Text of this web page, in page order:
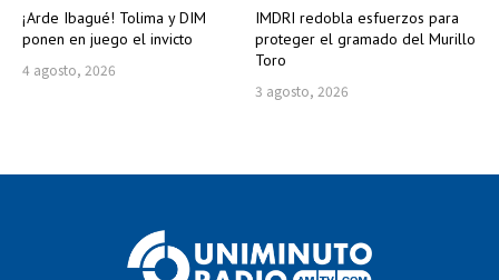
¡Arde Ibagué! Tolima y DIM
ponen en juego el invicto
4 agosto, 2026
IMDRI redobla esfuerzos para
proteger el gramado del Murillo
Toro
3 agosto, 2026